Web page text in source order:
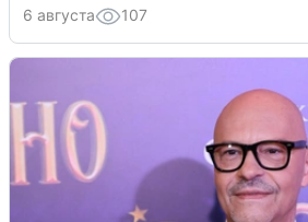
6 августа 107